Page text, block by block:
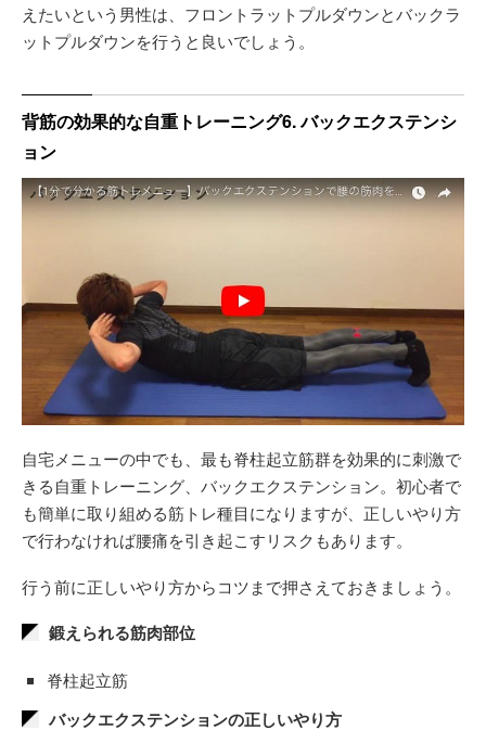
えたいという男性は、フロントラットプルダウンとバックラ
ットプルダウンを行うと良いでしょう。
背筋の効果的な自重トレーニング6. バックエクステンシ
ョン
自宅メニューの中でも、最も脊柱起立筋群を効果的に刺激で
きる自重トレーニング、バックエクステンション。初心者で
も簡単に取り組める筋トレ種目になりますが、正しいやり方
で行わなければ腰痛を引き起こすリスクもあります。
行う前に正しいやり方からコツまで押さえておきましょう。
鍛えられる筋肉部位
脊柱起立筋
バックエクステンションの正しいやり方